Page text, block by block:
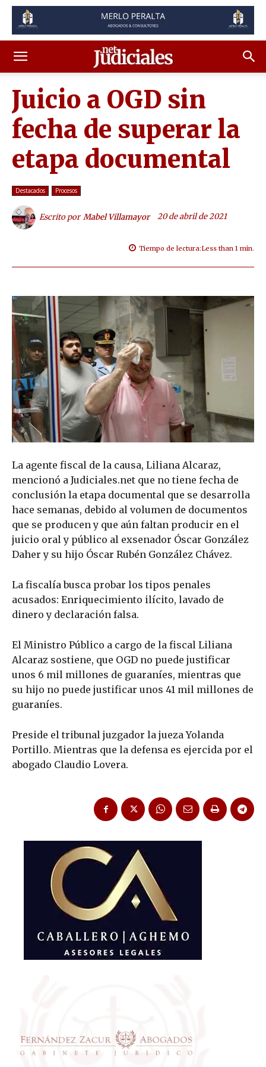
Juicio a OGD sin
fecha de superar la
etapa documental
Destacados Procesos
Escrito por Mabel Villamayor 20 de abril de 2021
Tiempo de lectura:Less than 1 min.
La agente fiscal de la causa, Liliana Alcaraz,
mencionó a Judiciales.net que no tiene fecha de
conclusión la etapa documental que se desarrolla
hace semanas, debido al volumen de documentos
que se producen y que aún faltan producir en el
juicio oral y público al exsenador Óscar González
Daher y su hijo Óscar Rubén González Chávez.
La fiscalía busca probar los tipos penales
acusados: Enriquecimiento ilícito, lavado de
dinero y declaración falsa.
El Ministro Público a cargo de la fiscal Liliana
Alcaraz sostiene, que OGD no puede justificar
unos 6 mil millones de guaraníes, mientras que
su hijo no puede justificar unos 41 mil millones de
guaraníes.
Preside el tribunal juzgador la jueza Yolanda
Portillo. Mientras que la defensa es ejercida por el
abogado Claudio Lovera.